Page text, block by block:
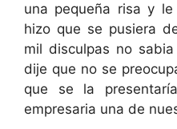
una pequeña risa y
hizo que se pusiera
mil disculpas no
dije que no se
que se la
empresaria una de